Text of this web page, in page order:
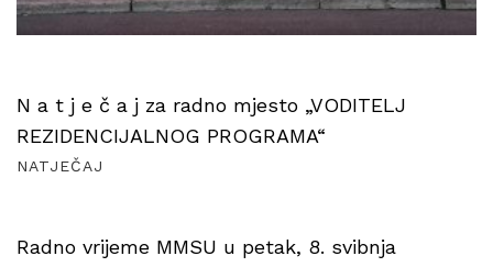
N a t j e č a j za radno mjesto „VODITELJ
REZIDENCIJALNOG PROGRAMA“
NATJEČAJ
Radno vrijeme MMSU u petak, 8. svibnja